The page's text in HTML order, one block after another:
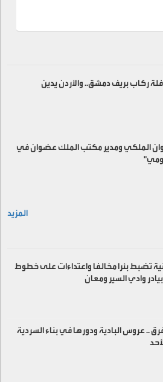
ركاب بريف دمشق.. والأردن يدين
الملكي ومدير مكتب الملك عضوان في
المزيد
تضبط بئرا مخالفا واعتداءات على خطوط
وادي السير ومعان
.. عروس البادية ودورها في بناء السردية